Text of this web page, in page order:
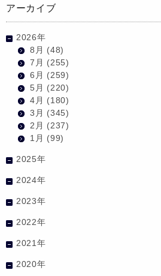
アーカイブ
2026年
8月 (48)
7月 (255)
6月 (259)
5月 (220)
4月 (180)
3月 (345)
2月 (237)
1月 (99)
2025年
2024年
2023年
2022年
2021年
2020年